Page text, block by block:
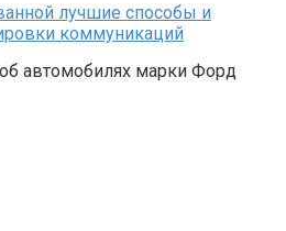
лучшие способы и
коммуникаций
автомобилях марки Форд